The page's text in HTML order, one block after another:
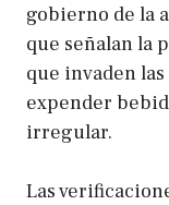
gobierno de la
que señalan la
que invaden
expender
irregular.
Las